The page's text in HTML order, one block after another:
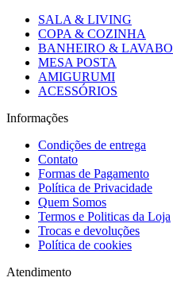
SALA & LIVING
COPA & COZINHA
BANHEIRO & LAVABO
MESA POSTA
AMIGURUMI
ACESSÓRIOS
Informações
Condições de entrega
Contato
Formas de Pagamento
Política de Privacidade
Quem Somos
Termos e Politicas da Loja
Trocas e devoluções
Política de cookies
Atendimento